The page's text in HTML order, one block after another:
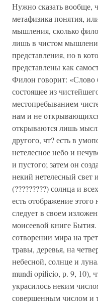
Нужно сказать вообще,
метафизика понятия,
мышления, сколько
лишь в чистом
представления, но в
представлены как
Филон говорит: «Слово
состоящее из
местопребыванием
нам и не
открываются лишь
другого, чт? есть в
нетелесное небо и
и пустого; затем он
некий нетелесный свет
(?????????) солнца и
есть отображение
следует в своем
моисеевой книге Бытия.
сотворении мира на
травы, деревья, на
небесной, солнце и
mundi opificio, р. 9, 10),
украсилось неким
совершенным числом и